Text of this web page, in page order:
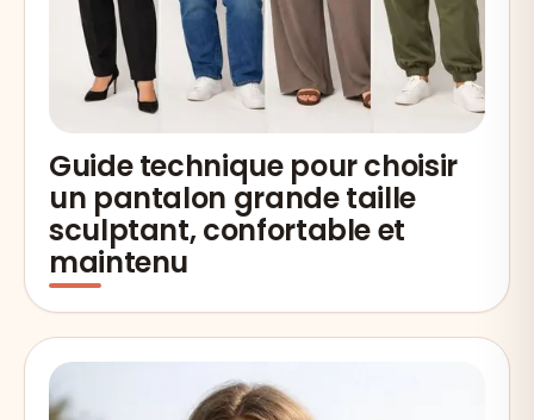
Guide technique pour choisir
un pantalon grande taille
sculptant, confortable et
maintenu